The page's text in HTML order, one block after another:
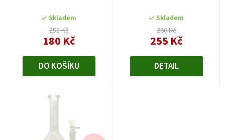
Skladem
255 Kč
180 Kč
DO KOŠÍKU
Skladem
260 Kč
255 Kč
DETAIL